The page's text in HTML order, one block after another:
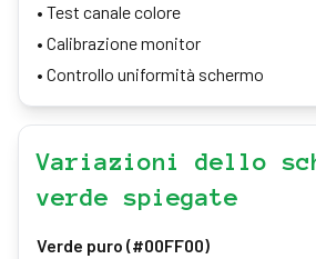
• Test canale colore
• Calibrazione monitor
• Controllo uniformità schermo
Variazioni dello
verde spiegate
Verde puro (#00FF00)